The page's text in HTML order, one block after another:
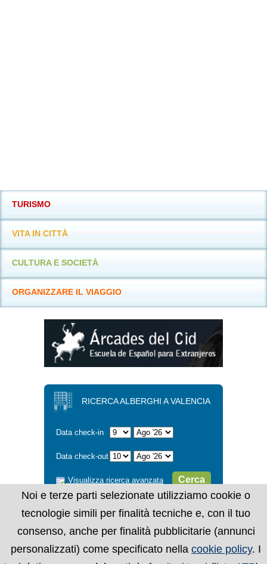
TURISMO
VITA IN CITTÀ
CULTURA E SOCIETÀ
ORGANIZZARE IL VIAGGIO
RICERCA ALBERGHI A VALENCIA
Data check-in
Data check-out
Visualizza ricerca avanzata Cerca
Noi e terze parti selezionate utilizziamo cookie o
tecnologie simili per finalità tecniche e, con il tuo
consenso, anche per finalità pubblicitarie (annunci
personalizzati) come specificato nella cookie policy. I